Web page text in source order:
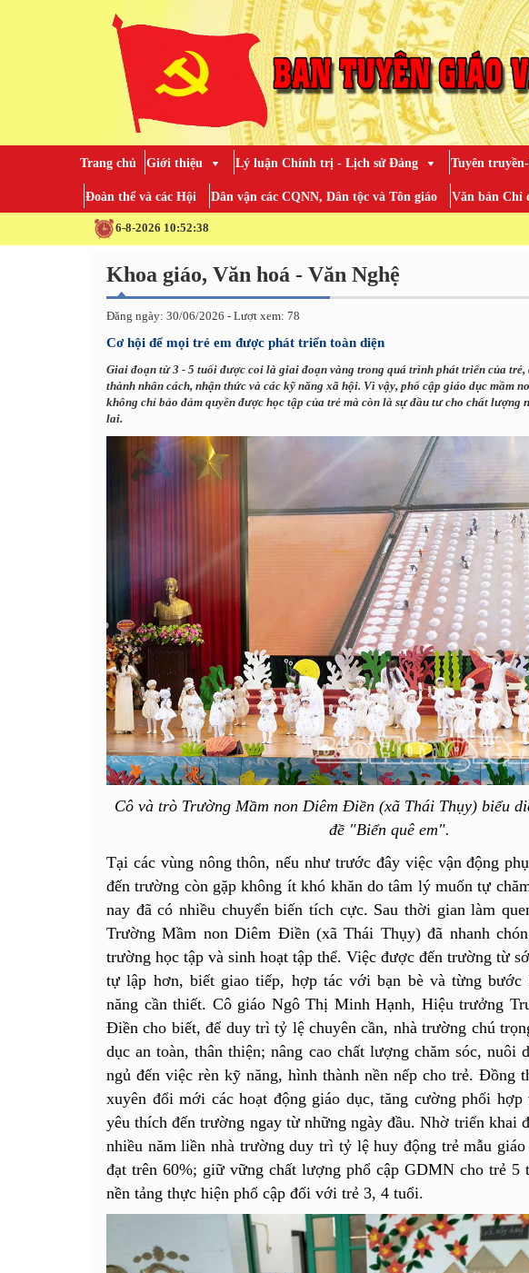
Trang chủ Giới thiệu Lý luận Chính trị - Lịch sử Đảng Tuyên
Đoàn thể và các Hội Dân vận các CQNN, Dân tộc và Tôn giáo Văn bản Chỉ
6-8-2026 10:52:40
Khoa giáo, Văn hoá - Văn Nghệ
Đăng ngày: 30/06/2026 - Lượt xem: 78
Cơ hội để mọi trẻ em được phát triển toàn diện
Giai đoạn từ 3 - 5 tuổi được coi là giai đoạn vàng trong quá trình phát triển của trẻ,
thành nhân cách, nhận thức và các kỹ năng xã hội. Vì vậy, phổ cập giáo dục mầm
không chỉ bảo đảm quyền được học tập của trẻ mà còn là sự đầu tư cho chất lượng
lai.
Cô và trò Trường Mầm non Diêm Điền (xã Thái Thụy) biểu
đề "Biển quê em".
Tại các vùng nông thôn, nếu như trước đây việc vận động
đến trường còn gặp không ít khó khăn do tâm lý muốn tự
nay đã có nhiều chuyển biến tích cực. Sau thời gian làm
Trường Mầm non Diêm Điền (xã Thái Thụy) đã nhanh
trường học tập và sinh hoạt tập thể. Việc được đến trường từ
tự lập hơn, biết giao tiếp, hợp tác với bạn bè và từng bước
năng cần thiết. Cô giáo Ngô Thị Minh Hạnh, Hiệu trưởng
Điền cho biết, để duy trì tỷ lệ chuyên cần, nhà trường chú
dục an toàn, thân thiện; nâng cao chất lượng chăm sóc, nuôi
ngủ đến việc rèn kỹ năng, hình thành nền nếp cho trẻ. Đồng
xuyên đổi mới các hoạt động giáo dục, tăng cường phối
yêu thích đến trường ngay từ những ngày đầu. Nhờ triển khai
nhiều năm liền nhà trường duy trì tỷ lệ huy động trẻ mẫu
đạt trên 60%; giữ vững chất lượng phổ cập GDMN cho trẻ 5
nền tảng thực hiện phổ cập đối với trẻ 3, 4 tuổi.